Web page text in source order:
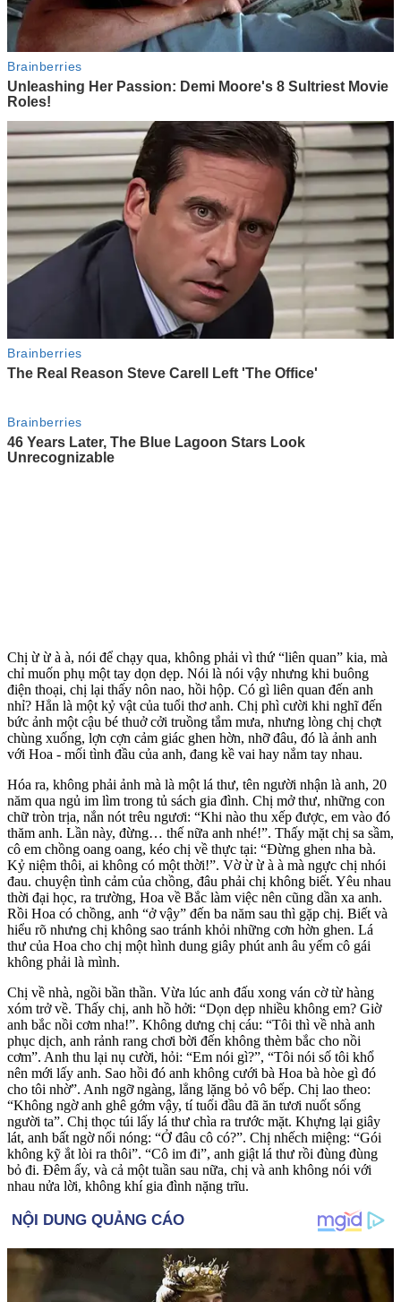
Chị ừ ừ à à, nói để chạy qua, không phải vì thứ “liên quan” kia, mà
chỉ muốn phụ một tay dọn dẹp. Nói là nói vậy nhưng khi buông
điện thoại, chị lại thấy nôn nao, hồi hộp. Có gì liên quan đến anh
nhỉ? Hẳn là một kỷ vật của tuổi thơ anh. Chị phì cười khi nghĩ đến
bức ảnh một cậu bé thuở cởi tru‌ּồng tắm mưa, nhưng lòng chị chợt
chùng xuống, lợn cợn cảm giác ghen hờn, nhỡ đâu, đó là ảnh anh
với Hoa - mối tình đầu của anh, đang kề vai hay nắm tay nhau.
Hóa ra, không phải ảnh mà là một lá thư, tên người nhận là anh, 20
năm qua ngủ im lìm trong tủ sách gia đình. Chị mở thư, những con
chữ tròn trịa, nắn nót trêu ngươi: “Khi nào thu xếp được, em vào đó
thăm anh. Lần này, đừng… thế nữa anh nhé!”. Thấy mặt chị sa sầm,
cô em chồng oang oang, kéo chị về thực tại: “Đừng ghen nha bà.
Kỷ niệm thôi, ai không có một thời!”. Vờ ừ ừ à à mà ngực chị nhói
đau. chu‌yện tìn‌h cảm của chồng, đâu phải chị không biết. Yêu nhau
thời đại học, ra trường, Hoa về Bắc làm việc nên cũng dần xa anh.
Rồi Hoa có chồng, anh “ở vậy” đến ba năm sau thì gặp chị. Biết và
hiểu rõ nhưng chị không sao tránh khỏi những cơn hờn ghen. Lá
thư của Hoa cho chị một hình dung giây phút anh âu yếm cô gái
không phải là mình.
Chị về nhà, ngồi bần thần. Vừa lúc anh đấu xong ván cờ từ hàng
xóm trở về. Thấy chị, anh hồ hởi: “Dọn dẹp nhiều không em? Giờ
anh bắc nồi cơm nha!”. Không dưng chị cáu: “Tôi thì về nhà anh
phục dịch, anh rảnh rang chơi bời đến không thèm bắc cho nồi
cơm”. Anh thu lại nụ cười, hỏi: “Em nói gì?”, “Tôi nói số tôi khổ
nên mới lấy anh. Sao hồi đó anh không cưới bà Hoa bà hòe gì đó
cho tôi nhờ”. Anh ngỡ ngàng, lẳng lặng bỏ vô bếp. Chị lao theo:
“Không ngờ anh ghê gớm vậy, tí tuổi đầu đã ăn tươi nuốt sống
người ta”. Chị thọc túi lấy lá thư chìa ra trước mặt. Khựng lại giây
lát, anh bất ngờ nổi nóng: “Ở đâu cô có?”. Chị nhếch miệng: “Gói
không kỹ ắt lòi ra thôi”. “Cô im đi”, anh giật lá thư rồi đùng đùng
bỏ đi. Đêm ấy, và cả một tuần sau nữa, chị và anh không nói với
nhau nửa lời, không khí gia đình nặng trĩu.